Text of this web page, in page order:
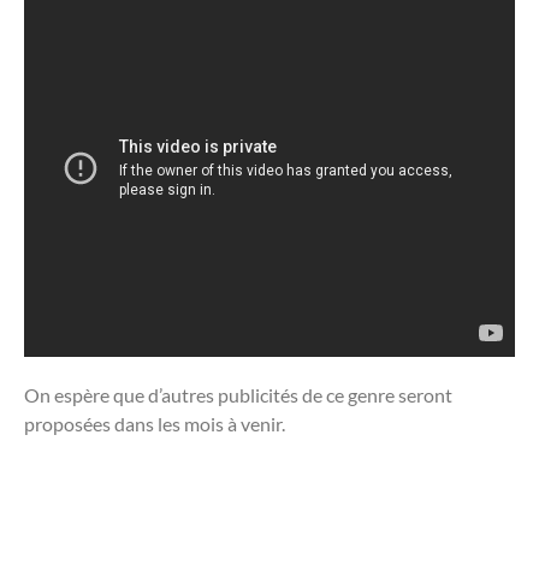
On espère que d’autres publicités de ce genre seront
proposées dans les mois à venir.